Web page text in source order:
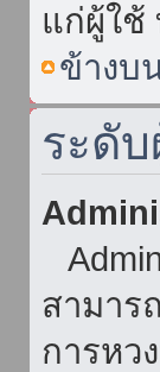
แก่ผู้ใช้
ข้างบ
ระดั
สามาร
การหว